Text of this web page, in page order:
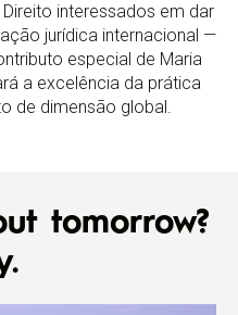
interessados em dar
jurídica internacional —
especial de Maria
a excelência da prática
de dimensão global.
tomorrow?